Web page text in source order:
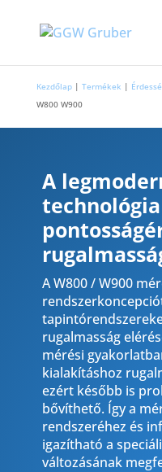
Kezdőlap| Termékek |
W800 W900
A
A W800 / W900
rugalmasság
mérési
kialakításhoz
ezért később is
bővíthető. Így a
rendszeréhez és
igazítható a
változásának